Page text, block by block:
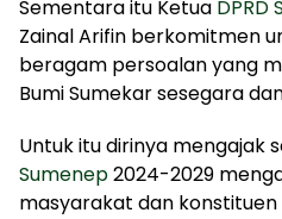
Sementara itu Ketua DPRD
Zainal Arifin berkomitmen
beragam persoalan yang
Bumi Sumekar sesegara
Untuk itu dirinya mengajak
Sumenep2024-2029
masyarakat dan